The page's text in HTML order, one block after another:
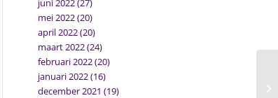
juni 2022(27)
mei 2022(20)
april 2022(20)
maart 2022(24)
februari 2022(20)
januari 2022(16)
december 2021 (19)